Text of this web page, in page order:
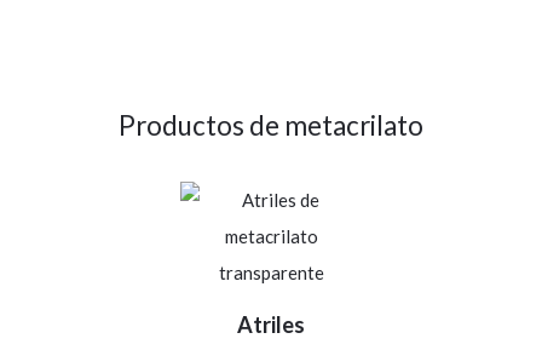
Productos de metacrilato
Atriles